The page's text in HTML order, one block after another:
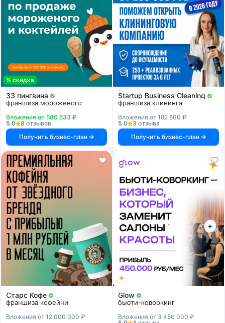
% скидка
33 пингвина
франшиза мороженого
Вложения от 580 533 ₽
5.0
8 отзывов
Получить бизнес-план
Startup Business Cleaning
франшиза клининга
Вложения от 182 800 ₽
5.0
3 отзыва
Получить бизнес-план
Старс Кофе
франшиза кофейни
Вложения от 12 000 000 ₽
Glow
бьюти-коворкинг
Вложения от 3 450 000 ₽